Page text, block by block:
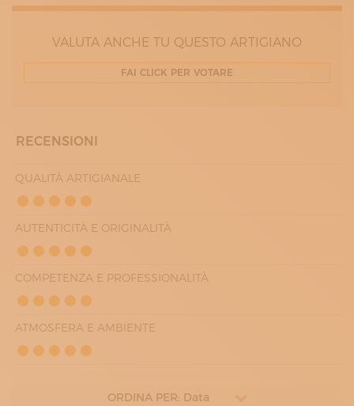
09:00 - 12:30
VENERDÌ
15:30 - 19:30
SABATO
VALUTA ANCHE TU QUESTO ARTIGIANO
FAI CLICK PER VOTARE
RECENSIONI
QUALITÀ ARTIGIANALE
AUTENTICITÀ E ORIGINALITÀ
COMPETENZA E PROFESSIONALITÀ
ATMOSFERA E AMBIENTE
ORDINA PER: Data